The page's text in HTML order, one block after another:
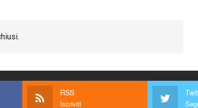
RSS
Iscriviti